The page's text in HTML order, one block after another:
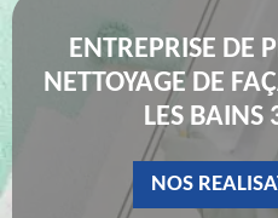
ENTREPRISE DE
NETTOYAGE DE
LES BAINS
NOS